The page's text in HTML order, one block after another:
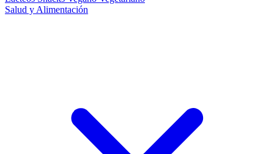
Salud y Alimentación